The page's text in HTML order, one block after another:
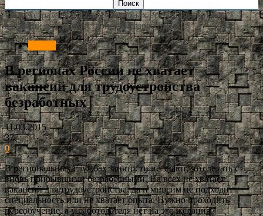
РИА Астрахань Россия В регионах России не хватает
вакансий для трудоустройства безработных
В регионах России не хватает
вакансий для трудоустройства
безработных
11.03.2015
377
0
В региональных службах занятости не знают, что делать с
вновь прибывшими безработными. На всех не хватает
вакансий для трудоустройства, да и многим не подходит
специальность или не хватает опыта. Нужно проходить
переобучение, а у работодателя нет на это желания.